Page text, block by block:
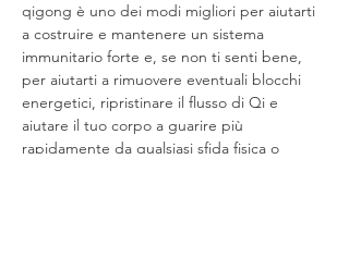
qigong è uno dei modi migliori per aiutarti
a costruire e mantenere un sistema
immunitario forte e, se non ti senti bene,
per aiutarti a rimuovere eventuali blocchi
energetici, ripristinare il flusso di Qi e
aiutare il tuo corpo a guarire più
rapidamente da qualsiasi sfida fisica o